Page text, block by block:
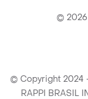
© 2026
© Copyright 2024
RAPPI BRASIL